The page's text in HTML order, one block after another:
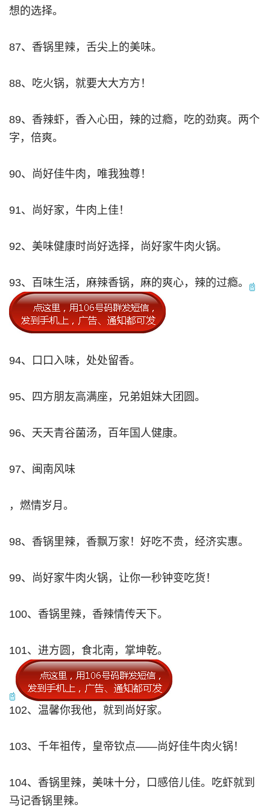
想的选择。
87、香锅里辣，舌尖上的美味。
88、吃火锅，就要大大方方！
89、香辣虾，香入心田，辣的过瘾，吃的劲爽。两个
字，倍爽。
90、尚好佳牛肉，唯我独尊！
91、尚好家，牛肉上佳！
92、美味健康时尚好选择，尚好家牛肉火锅。
93、百味生活，麻辣香锅，麻的爽心，辣的过瘾。
94、口口入味，处处留香。
95、四方朋友高满座，兄弟姐妹大团圆。
96、天天青谷菌汤，百年国人健康。
97、闽南风味
，燃情岁月。
98、香锅里辣，香飘万家！好吃不贵，经济实惠。
99、尚好家牛肉火锅，让你一秒钟变吃货！
100、香锅里辣，香辣情传天下。
101、进方圆，食北南，掌坤乾。
102、温馨你我他，就到尚好家。
103、千年祖传，皇帝钦点——尚好佳牛肉火锅！
104、香锅里辣，美味十分，口感倍儿佳。吃虾就到
马记香锅里辣。